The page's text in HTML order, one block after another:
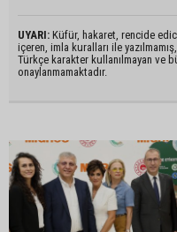
UYARI: Küfür, hakaret, rencide
içeren, imla kuralları ile yazılmamış,
Türkçe karakter kullanılmayan ve
onaylanmamaktadır.